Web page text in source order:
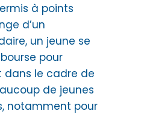
à points
d’un
un jeune se
pour
dans le cadre de
de jeunes
notamment pour